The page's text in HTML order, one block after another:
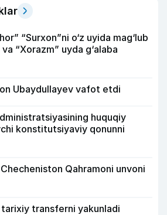
“Surxon”ni o‘z uyida mag‘lub
“Xorazm” uyda g‘alaba
Ubaydullayev vafot etdi
huquqiy
konstitutsiyaviy qonunni
Qahramoni unvoni
transferni yakunladi